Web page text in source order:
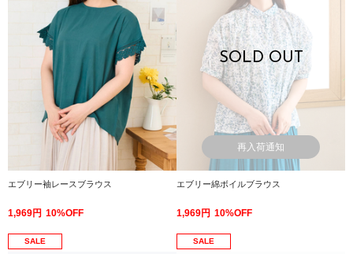
エブリー袖レースブラウス
1,969円 10%OFF
SOLD OUT
再入荷通知
エブリー綿ボイルブラウス
1,969円 10%OFF
SALE SALE